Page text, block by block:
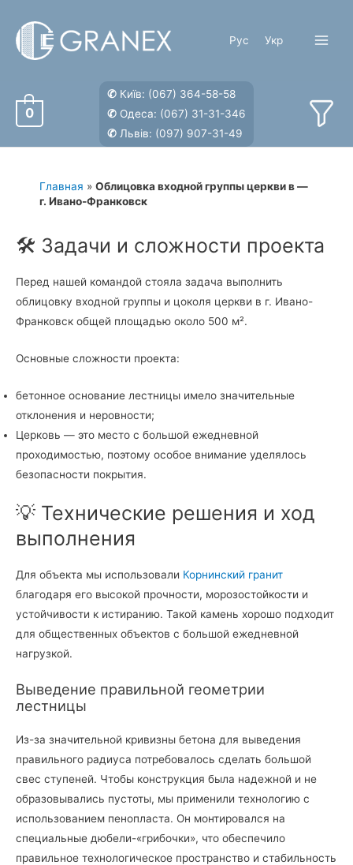
содержимому
Рус Укр
0
✆ Київ: (067) 364-58-58
✆ Одеса: (067) 31-31-346
✆ Львів: (097) 907-31-49
Главная » Облицовка входной группы церкви в —
г. Ивано-Франковск
🛠️ Задачи и сложности проекта
Перед нашей командой стояла задача выполнить
облицовку входной группы и цоколя церкви в г. Ивано-
Франковск общей площадью около 500 м².
Основные сложности проекта:
бетонное основание лестницы имело значительные
отклонения и неровности;
Церковь — это место с большой ежедневной
проходимостью, поэтому особое внимание уделялось
безопасности покрытия.
💡 Технические решения и ход
выполнения
Для объекта мы использовали Корнинский гранит
благодаря его высокой прочности, морозостойкости и
устойчивости к истиранию. Такой камень хорошо подходит
для общественных объектов с большой ежедневной
нагрузкой.
Выведение правильной геометрии
лестницы
Из-за значительной кривизны бетона для выведения
правильного радиуса потребовалось сделать большой
свес ступеней. Чтобы конструкция была надежной и не
образовывались пустоты, мы применили технологию с
использованием пенопласта. Он монтировался на
специальные дюбели-«грибочки», что обеспечило
правильное технологическое пространство и стабильность